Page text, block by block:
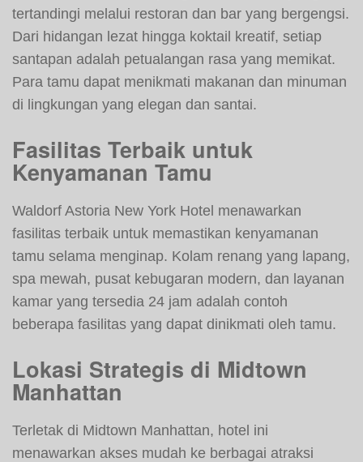
tertandingi melalui restoran dan bar yang bergengsi.
Dari hidangan lezat hingga koktail kreatif, setiap
santapan adalah petualangan rasa yang memikat.
Para tamu dapat menikmati makanan dan minuman
di lingkungan yang elegan dan santai.
Fasilitas Terbaik untuk
Kenyamanan Tamu
Waldorf Astoria New York Hotel menawarkan
fasilitas terbaik untuk memastikan kenyamanan
tamu selama menginap. Kolam renang yang lapang,
spa mewah, pusat kebugaran modern, dan layanan
kamar yang tersedia 24 jam adalah contoh
beberapa fasilitas yang dapat dinikmati oleh tamu.
Lokasi Strategis di Midtown
Manhattan
Terletak di Midtown Manhattan, hotel ini
menawarkan akses mudah ke berbagai atraksi